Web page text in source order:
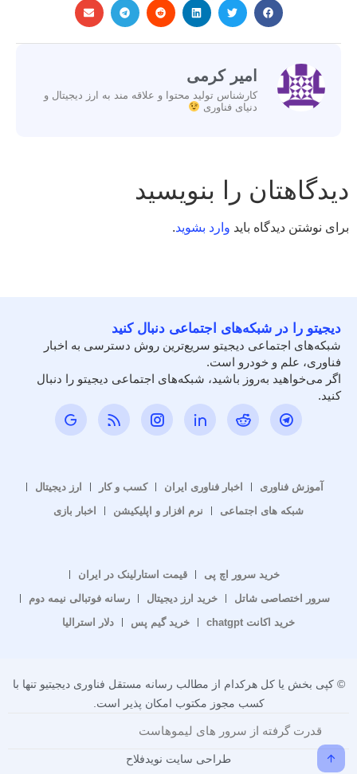
امیر کرمی
کارشناس تولید محتوا و علاقه مند به ارز دیجیتال و
دنیای فناوری
دیدگاهتان را بنویسید
برای نوشتن دیدگاه باید وارد بشوید.
دیجیتو را در شبکه‌های اجتماعی دنبال کنید
شبکه‌های اجتماعی دیجیتو سریع‌ترین روش دسترسی به اخبار
فناوری، علم و خودرو است.
اگر می‌خواهید به‌روز باشید، شبکه‌های اجتماعی دیجیتو را دنبال
کنید.
آموزش فناوری اخبار فناوری ایران کسب و کار
ارز دیجیتال
شبکه های اجتماعی
نرم افزار و اپلیکیشن اخبار بازی
خرید سرور اچ پی
قیمت استارلینک در ایران
سرور اختصاصی شاتل
خرید ارز دیجیتال
رسانه فوتبالی نیمه دوم
خرید اکانت chatgpt
خرید گیم پس دلار استرالیا
© کپی بخش یا کل هرکدام از مطالب رسانه مستقل فناوری دیجیتیو تنها با
کسب مجوز مکتوب امکان پذیر است.
قدرت گرفته از سرور های لیموهاست
طراحی سایت نویدفلاح